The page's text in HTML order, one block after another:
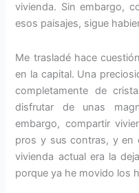
vivienda. Sin embargo,
esos paisajes, sigue
Me trasladé hace
en la capital. Una
completamente de
disfrutar de unas
embargo, compartir
pros y sus contras, y en
vivienda actual era la
porque ya he movido los